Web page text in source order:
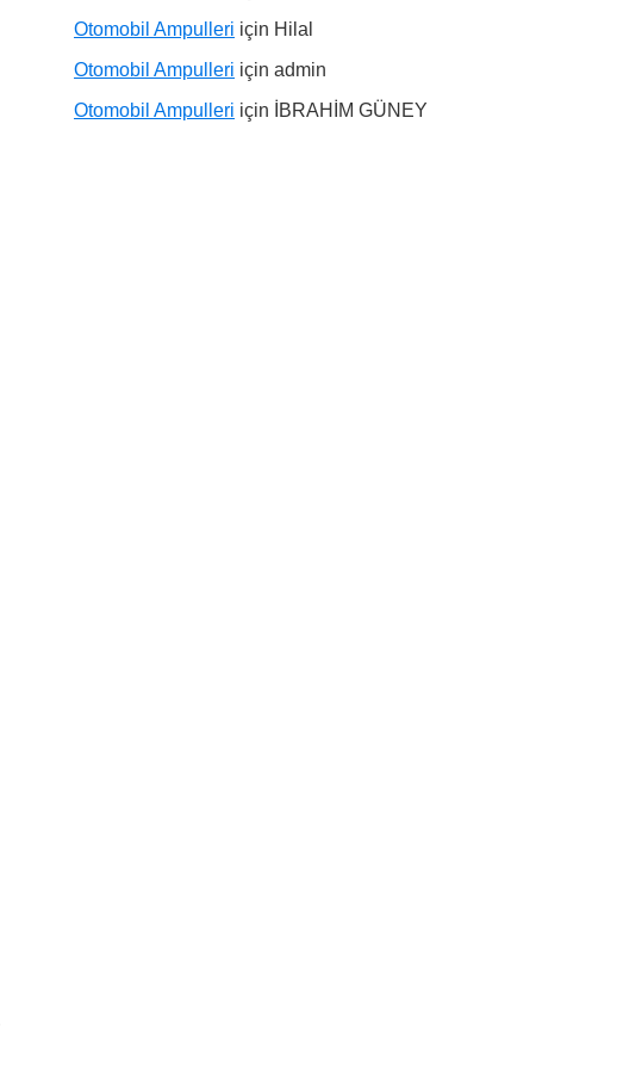
Otomobil Ampulleri için Hilal
Otomobil Ampulleri için admin
Otomobil Ampulleri için İBRAHİM GÜNEY